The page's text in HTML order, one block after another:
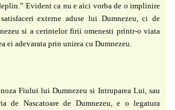
Evident ca nu e aici vorba de o implinire
externeaduse lui Dumnezeu, ci de
si a cerintelor firii omenesti printr-o viata
ei adevarata prin unirea cu Dumnezeu.
Fiului lui Dumnezeu si Intruparea Lui, sau
de Nascatoare de Dumnezeu, e o legatura